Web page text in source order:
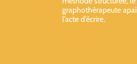
graphothérapeute
l’acte d’écrire.